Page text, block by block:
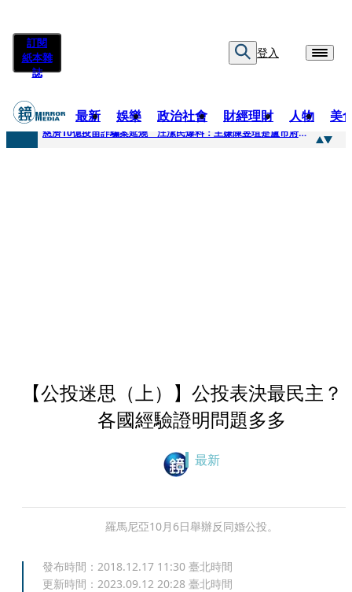
訂閱
紙本雜
誌
登入
最新 娛樂 政治社會 財經理財 人物 美
快訊
慈濟10億疫苗詐騙案延燒 汪潔民爆料：主嫌陳昱瑄是盧市府法律顧問
【公投迷思（上）】公投表決最民主
各國經驗證明問題多多
最新
羅馬尼亞10月6日舉辦反同婚公投。
發布時間： 2018.12.17 11:30 臺北時間
更新時間： 2023.09.12 20:28 臺北時間